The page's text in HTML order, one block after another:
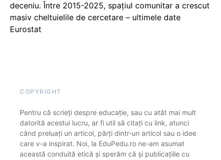
deceniu. Între 2015-2025, spațiul comunitar a crescut
masiv cheltuielile de cercetare – ultimele date
Eurostat
COPYRIGHT
Pentru că scrieți despre educație, sau cu atât mai mult
datorită acestui lucru, ar fi util să citați cu link, atunci
când preluați un articol, părți dintr-un articol sau o idee
care v-a inspirat. Noi, la EduPedu.ro ne-am asumat
această conduită etică și sperăm că și publicațiile cu